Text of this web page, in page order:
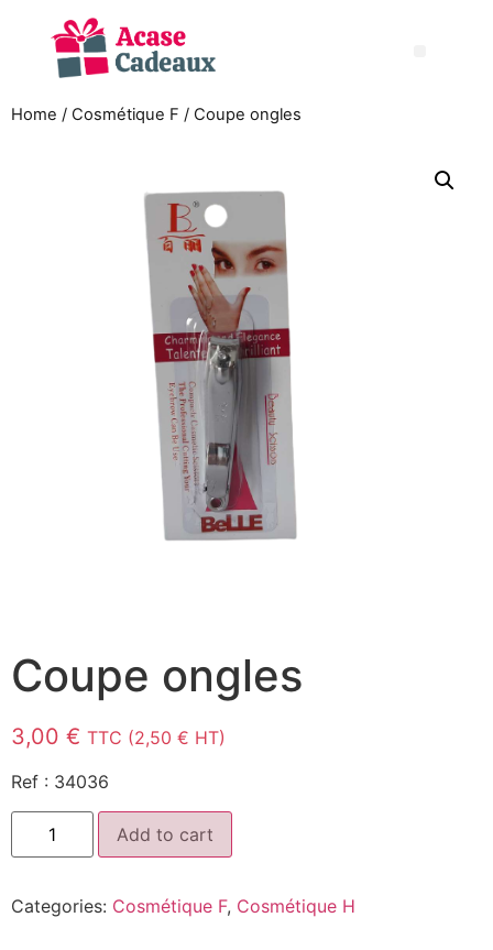
Home / Cosmétique F / Coupe ongles
Coupe ongles
3,00 € TTC (2,50 € HT)
Ref : 34036
Add to cart
Categories: Cosmétique F, Cosmétique H